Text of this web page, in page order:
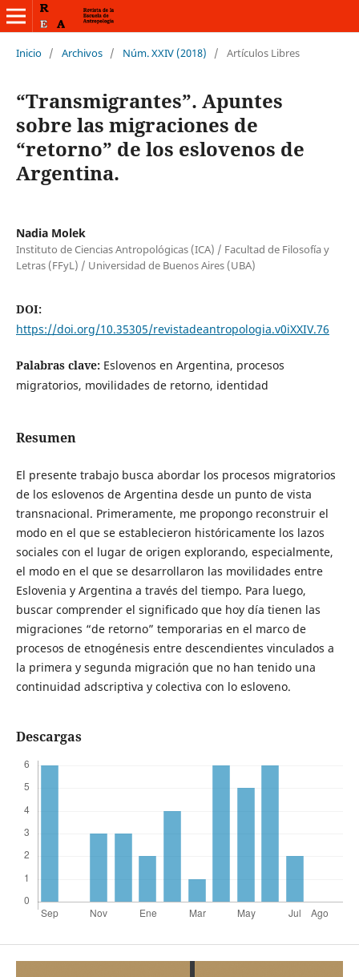
Inicio / Archivos / Núm. XXIV (2018) / Artículos Libres
“Transmigrantes”. Apuntes
sobre las migraciones de
“retorno” de los eslovenos de
Argentina.
Nadia Molek
Instituto de Ciencias Antropológicas (ICA) / Facultad de Filosofía y
Letras (FFyL) / Universidad de Buenos Aires (UBA)
DOI:
https://doi.org/10.35305/revistadeantropologia.v0iXXIV.76
Palabras clave: Eslovenos en Argentina, procesos
migratorios, movilidades de retorno, identidad
Resumen
El presente trabajo busca abordar los procesos migratorios
de los eslovenos de Argentina desde un punto de vista
transnacional. Primeramente, me propongo reconstruir el
modo en el que se establecieron históricamente los lazos
sociales con el lugar de origen explorando, especialmente,
el modo en el que se desarrollaron las movilidades entre
Eslovenia y Argentina a través del tiempo. Para luego,
buscar comprender el significado que hoy día tienen las
migraciones “de retorno” temporarias en el marco de
procesos de etnogénesis entre descendientes vinculados a
la primera y segunda migración que no han tenido una
continuidad adscriptiva y colectiva con lo esloveno.
Descargas